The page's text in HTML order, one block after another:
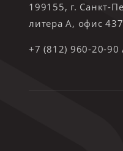
199155, г. Санкт-
литера А, офис 437
+7 (812) 960-20-90